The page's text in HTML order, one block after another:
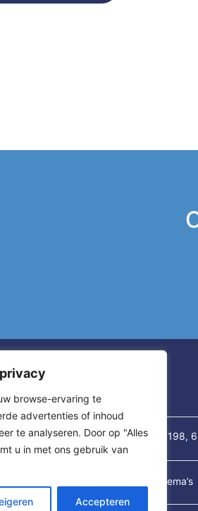
browse-ervaring te
advertenties of inhoud
te analyseren. Door op "Alles
u in met ons gebruik van
Accepteren
St. Annastraat 198,
thema’s